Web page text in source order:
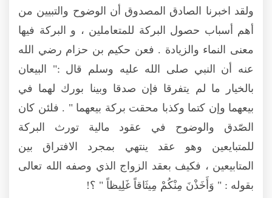
ولقد اخبرنا الصادق المصدوق أن الوضوح والتبيين من
أهم أسباب حصول البركة للمتعاملين ، و البركة فيها
معنى النماء والزيادة . فعن حكيم بن حزام رضي الله
عنه أن النبي صلى الله عليه وسلم قال :" البيعان
بالخيار ما لم يتفرقا فإن صدقا وبينا بورك لهما في
بيعهما وإن كتما وكذبا محقت بركة بيعهما " . فلئن كان
الصّدق والوضوح في عقود مالية تورث البركة
للمتبايعين وهو عقد ينتهي بمجرد الافتراق بين
المتابيعين ، فكيف بعقد الزواج الذي وصفه الله تعالى
بقوله : " وَأَخَذْنَ مِنْكُمْ مِيثَاقاً غَلِيظاً " ؟!